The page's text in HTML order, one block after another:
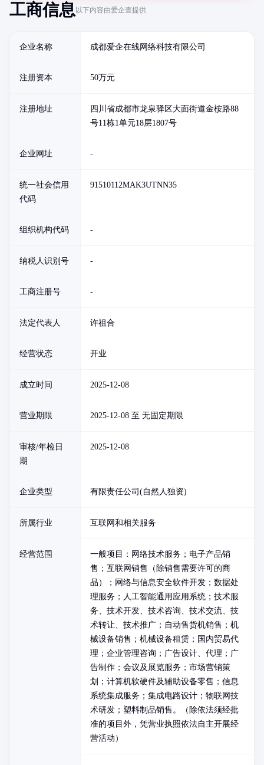
工商信息以下内容由爱企查提供
企业名称 成都爱企在线网络科技有限公司
注册资本 50万元
注册地址
四川省成都市龙泉驿区大面街道金桉路88
号11栋1单元18层1807号
企业网址 -
统一社会信用
代码
91510112MAK3UTNN35
组织机构代码 -
纳税人识别号 -
工商注册号 -
法定代表人 许祖合
经营状态 开业
成立时间 2025-12-08
营业期限 2025-12-08 至 无固定期限
审核/年检日
期
2025-12-08
企业类型 有限责任公司(自然人独资)
所属行业 互联网和相关服务
经营范围
一般项目：网络技术服务；电子产品销
售；互联网销售（除销售需要许可的商
品）；网络与信息安全软件开发；数据处
理服务；人工智能通用应用系统；技术服
务、技术开发、技术咨询、技术交流、技
术转让、技术推广；自动售货机销售；机
械设备销售；机械设备租赁；国内贸易代
理；企业管理咨询；广告设计、代理；广
告制作；会议及展览服务；市场营销策
划；计算机软硬件及辅助设备零售；信息
系统集成服务；集成电路设计；物联网技
术研发；塑料制品销售。（除依法须经批
准的项目外，凭营业执照依法自主开展经
营活动）